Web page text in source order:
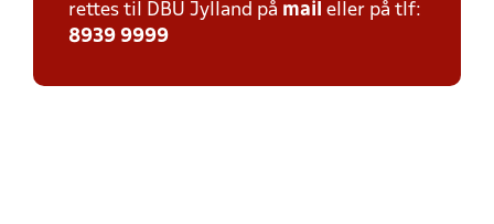
rettes til DBU Jylland på mail eller på tlf:
8939 9999